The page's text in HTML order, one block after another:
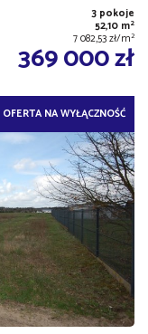
3 pokoje
52,10 m2
7 082,53 zł/m2
369 000 zł
OFERTA NA WYŁĄCZNOŚĆ